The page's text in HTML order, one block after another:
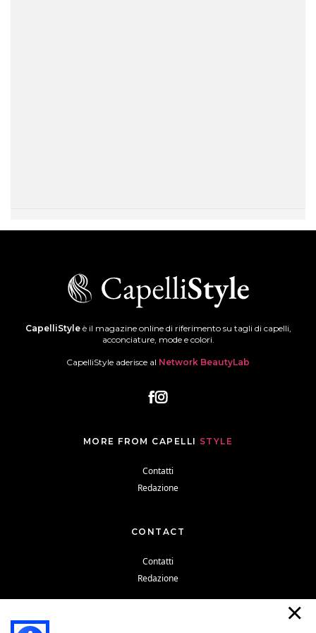
CapelliStyleè il magazine online di riferimento su tagli di capelli,
acconciature, mode e colori.
CapelliStyle aderisce al Network BeautyLab
MORE FROM CAPELLI STYLE
Contatti
Redazione
CONTACT
Contatti
Redazione